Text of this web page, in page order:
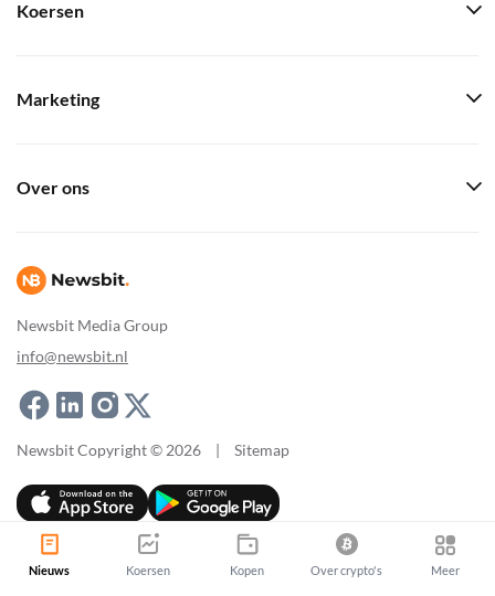
Newsbit Media Group
info@newsbit.nl
Koersen
Marketing
Over ons
Newsbit Copyright © 2026 | Sitemap
Nieuws Koersen Kopen Over crypto's Meer